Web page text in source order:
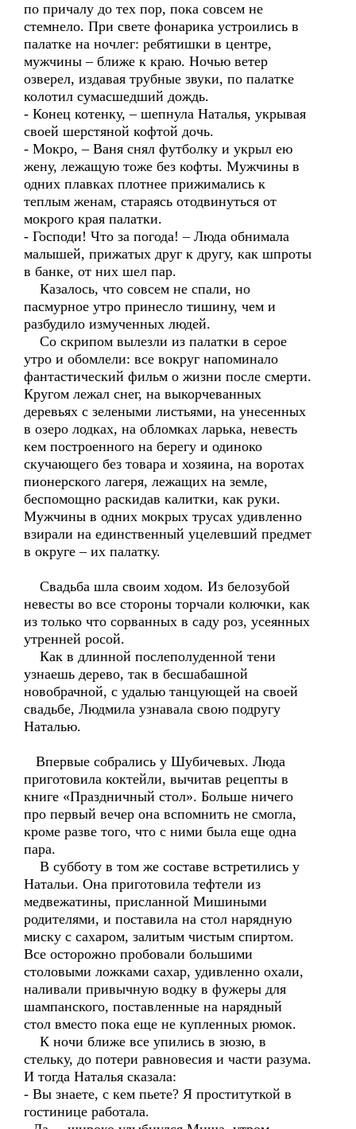
по причалу до тех пор, пока совсем не
стемнело. При свете фонарика устроились в
палатке на ночлег: ребятишки в центре,
мужчины – ближе к краю. Ночью ветер
озверел, издавая трубные звуки, по палатке
колотил сумасшедший дождь.
- Конец котенку, – шепнула Наталья, укрывая
своей шерстяной кофтой дочь.
- Мокро, – Ваня снял футболку и укрыл ею
жену, лежащую тоже без кофты. Мужчины в
одних плавках плотнее прижимались к
теплым женам, стараясь отодвинуться от
мокрого края палатки.
- Господи! Что за погода! – Люда обнимала
малышей, прижатых друг к другу, как шпроты
в банке, от них шел пар.
Казалось, что совсем не спали, но
пасмурное утро принесло тишину, чем и
разбудило измученных людей.
Со скрипом вылезли из палатки в серое
утро и обомлели: все вокруг напоминало
фантастический фильм о жизни после смерти.
Кругом лежал снег, на выкорчеванных
деревьях с зелеными листьями, на унесенных
в озеро лодках, на обломках ларька, невесть
кем построенного на берегу и одиноко
скучающего без товара и хозяина, на воротах
пионерского лагеря, лежащих на земле,
беспомощно раскидав калитки, как руки.
Мужчины в одних мокрых трусах удивленно
взирали на единственный уцелевший предмет
в округе – их палатку.
Свадьба шла своим ходом. Из белозубой
невесты во все стороны торчали колючки, как
из только что сорванных в саду роз, усеянных
утренней росой.
Как в длинной послеполуденной тени
узнаешь дерево, так в бесшабашной
новобрачной, с удалью танцующей на своей
свадьбе, Людмила узнавала свою подругу
Наталью.
Впервые собрались у Шубичевых. Люда
приготовила коктейли, вычитав рецепты в
книге «Праздничный стол». Больше ничего
про первый вечер она вспомнить не смогла,
кроме разве того, что с ними была еще одна
пара.
В субботу в том же составе встретились у
Натальи. Она приготовила тефтели из
медвежатины, присланной Мишиными
родителями, и поставила на стол нарядную
миску с сахаром, залитым чистым спиртом.
Все осторожно пробовали большими
столовыми ложками сахар, удивленно охали,
наливали привычную водку в фужеры для
шампанского, поставленные на нарядный
стол вместо пока еще не купленных рюмок.
К ночи ближе все упились в зюзю, в
стельку, до потери равновесия и части разума.
И тогда Наталья сказала:
- Вы знаете, с кем пьете? Я проституткой в
гостинице работала.